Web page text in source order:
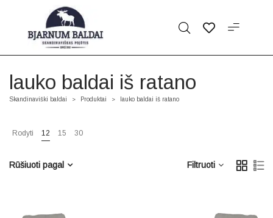
lauko baldai iš ratano
Skandinaviški baldai > Produktai > lauko baldai iš ratano
Rodyti 12 15 30
Filtruoti
Rūšiuoti pagal